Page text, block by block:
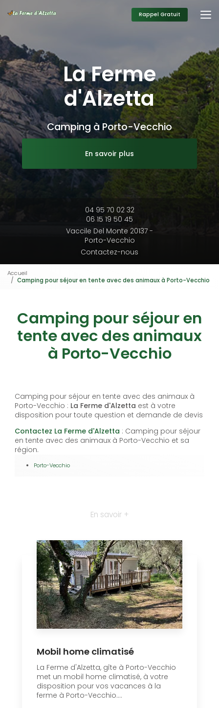
au
principal
Rappel Gratuit
La Ferme
d'Alzetta
Camping à Porto-Vecchio
En savoir plus
04 95 70 02 32
06 15 19 50 45
Vaccile Del Monte 20137 -
Porto-Vecchio
Contactez-nous
Accueil
Camping pour séjour en tente avec des animaux à Porto-Vecchio
Camping pour séjour en
tente avec des animaux
à Porto-Vecchio
Camping pour séjour en tente avec des animaux à
Porto-Vecchio : La Ferme d'Alzetta est à votre
disposition pour toute question et demande de devis
Contactez La Ferme d'Alzetta : Camping pour séjour
en tente avec des animaux à Porto-Vecchio et sa
région.
Porto-Vecchio
En savoir +
Mobil home climatisé
La Ferme d'Alzetta, gîte à Porto-Vecchio
met un mobil home climatisé, à votre
disposition pour vos vacances à la
ferme à Porto-Vecchio....